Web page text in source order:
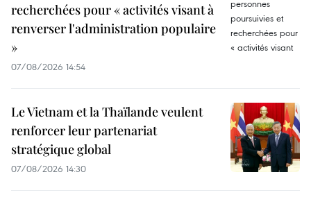
recherchées pour « activités visant à
renverser l'administration populaire
»
07/08/2026 14:54
Le Vietnam et la Thaïlande veulent
renforcer leur partenariat
stratégique global
07/08/2026 14:30